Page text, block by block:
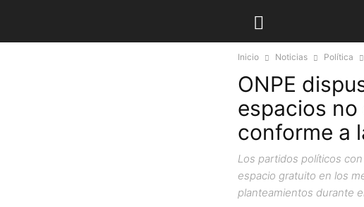
Inicio Noticias Política
ONPE
espacios
conforme a
Los partidos políticos
espacio gratuito en los
planteamientos durante